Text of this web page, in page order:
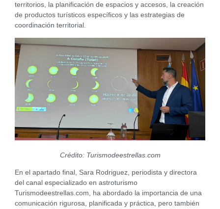
territorios, la planificación de espacios y accesos, la creación
de productos turísticos específicos y las estrategias de
coordinación territorial.
Crédito: Turismodeestrellas.com
En el apartado final, Sara Rodriguez, periodista y directora
del canal especializado en astroturismo
Turismodeestrellas.com, ha abordado la importancia de una
comunicación rigurosa, planificada y práctica, pero también